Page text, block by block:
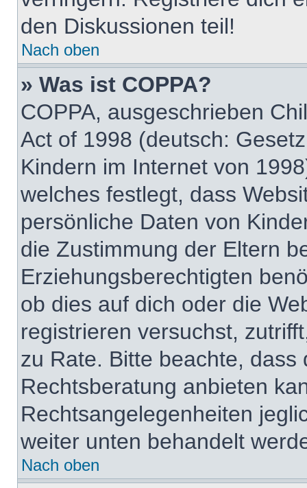
den Diskussionen teil!
Nach oben
» Was ist COPPA?
COPPA, ausgeschrieben
Act of 1998 (deutsch:
Kindern im Internet von
welches festlegt, dass
persönliche Daten von
die Zustimmung der Eltern
Erziehungsberechtigten
ob dies auf dich oder die
registrieren versuchst,
zu Rate. Bitte beachte, dass
Rechtsberatung anbieten
Rechtsangelegenheiten
weiter unten behandelt
Nach oben